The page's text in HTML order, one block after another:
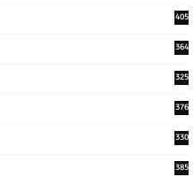
405
364
325
376
330
385